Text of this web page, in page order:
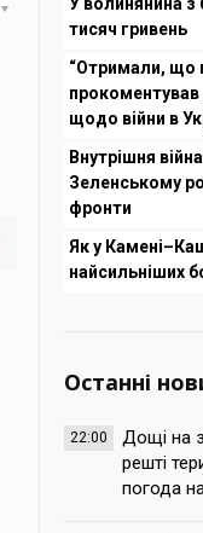
тисяч гривень
“Отримали, що
прокоментував
щодо війни в
Внутрішня
Зеленському
фронти
Як у
найсильніших
Останні
22:00
Дощі на
решті
погода